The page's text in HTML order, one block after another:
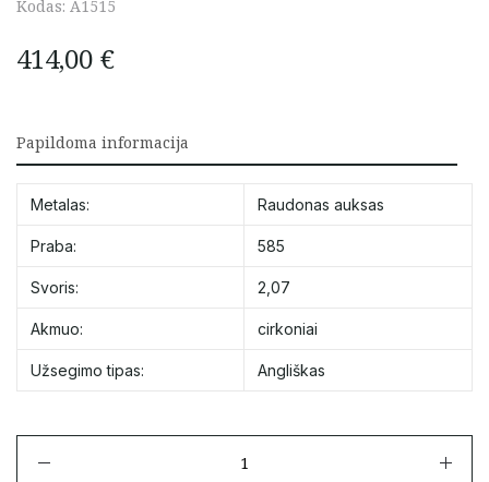
Kodas: A1515
414,00 €
Papildoma informacija
Metalas: Raudonas auksas
Praba: 585
Svoris: 2,07
Akmuo: cirkoniai
Užsegimo tipas: Angliškas